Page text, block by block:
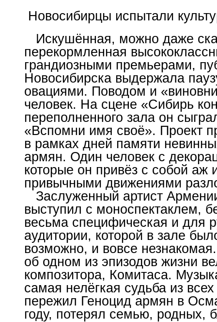
Новосибирцы испытали
Искушённая, можно даже
перекормленная
грандиозными премьерами,
Новосибирска выдержала
овациями. Поводом и
человек. На сцене «Сибирь
переполненного зала он
«Вспомни имя своё». Проект
в рамках дней памяти
армян. Один человек с
которые он привёз с собой аж
привычными движениями
Заслуженный артист
выступил с моноспектаклем,
весьма специфическая и для
аудитории, которой в зале
возможно, и вовсе
об одном из эпизодов жизни
композитора, Комитаса.
самая нелёгкая судьба из
пережил Геноцид армян в
году, потерял семью,